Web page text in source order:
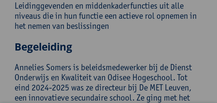
Leidinggevenden en middenkaderfuncties uit alle
niveaus die in hun functie een actieve rol opnemen in
het nemen van beslissingen
Begeleiding
Annelies Somers is beleidsmedewerker bij de Dienst
Onderwijs en Kwaliteit van Odisee Hogeschool. Tot
eind 2024-2025 was ze directeur bij De MET Leuven,
een innovatieve secundaire school. Ze ging met het